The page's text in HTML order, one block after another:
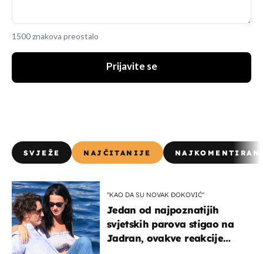
1500 znakova preostalo
Prijavite se
SVJEŽE NAJČITANIJE
"KAO DA SU NOVAK ĐOKOVIĆ"
Jedan od najpoznatijih
svjetskih parova stigao na
Jadran, ovakve reakcije